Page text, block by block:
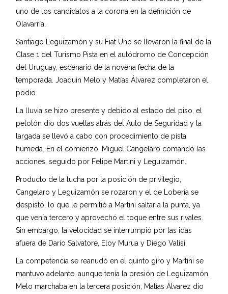
uno de los candidatos a la corona en la definición de
Olavarría.
Santiago Leguizamón y su Fiat Uno se llevaron la final de la
Clase 1 del Turismo Pista en el autódromo de Concepción
del Uruguay, escenario de la novena fecha de la
temporada. Joaquín Melo y Matías Álvarez completaron el
podio.
La lluvia se hizo presente y debido al estado del piso, el
pelotón dio dos vueltas atrás del Auto de Seguridad y la
largada se llevó a cabo con procedimiento de pista
húmeda. En el comienzo, Miguel Cangelaro comandó las
acciones, seguido por Felipe Martini y Leguizamón.
Producto de la lucha por la posición de privilegio,
Cangelaro y Leguizamón se rozaron y el de Lobería se
despistó, lo que le permitió a Martini saltar a la punta, ya
que venía tercero y aprovechó el toque entre sus rivales.
Sin embargo, la velocidad se interrumpió por las idas
afuera de Darío Salvatore, Eloy Murua y Diego Valisi.
La competencia se reanudó en el quinto giro y Martini se
mantuvo adelante, aunque tenía la presión de Leguizamón.
Melo marchaba en la tercera posición, Matías Álvarez dio